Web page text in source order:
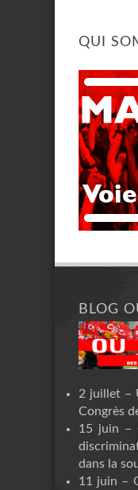
QUI
BLOG
2 juillet –
Congrès
15 juin –
dans la
11 juin –